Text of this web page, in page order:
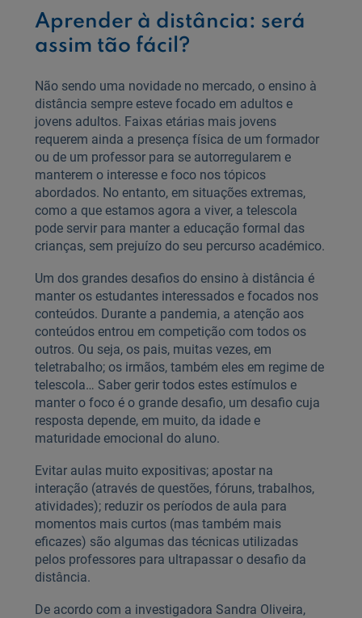
Aprender à distância: será
assim tão fácil?
Não sendo uma novidade no mercado, o ensino à
distância sempre esteve focado em adultos e
jovens adultos. Faixas etárias mais jovens
requerem ainda a presença física de um formador
ou de um professor para se autorregularem e
manterem o interesse e foco nos tópicos
abordados. No entanto, em situações extremas,
como a que estamos agora a viver, a telescola
pode servir para manter a educação formal das
crianças, sem prejuízo do seu percurso académico.
Um dos grandes desafios do ensino à distância é
manter os estudantes interessados e focados nos
conteúdos. Durante a pandemia, a atenção aos
conteúdos entrou em competição com todos os
outros. Ou seja, os pais, muitas vezes, em
teletrabalho; os irmãos, também eles em regime de
telescola… Saber gerir todos estes estímulos e
manter o foco é o grande desafio, um desafio cuja
resposta depende, em muito, da idade e
maturidade emocional do aluno.
Evitar aulas muito expositivas; apostar na
interação (através de questões, fóruns, trabalhos,
atividades); reduzir os períodos de aula para
momentos mais curtos (mas também mais
eficazes) são algumas das técnicas utilizadas
pelos professores para ultrapassar o desafio da
distância.
De acordo com a investigadora Sandra Oliveira,